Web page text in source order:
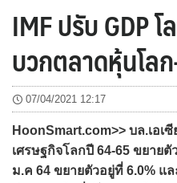
IMF ปรับ GDP
บวกตลาดหุ้นโล
07/04/2021 12:17
HoonSmart.com>> บล.เอ
เศรษฐกิจโลกปี 64-65 ขยายตั
ม.ค 64 ขยายตัวอยู่ที่ 6.0% แ